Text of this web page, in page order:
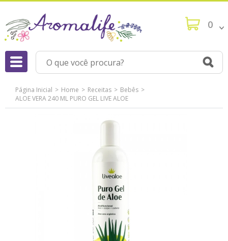
0
Página Inicial Home Receitas
Bebês
ALOE VERA 240 ML PURO GEL LIVE ALOE